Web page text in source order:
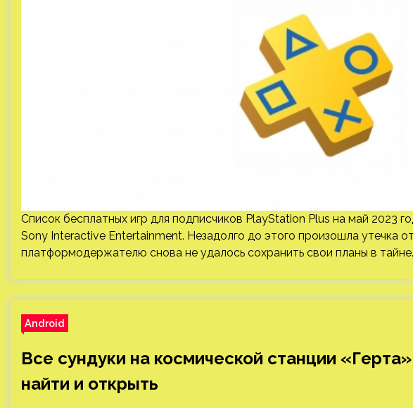
Список бесплатных игр для подписчиков PlayStation Plus на май 2023
Sony Interactive Entertainment. Незадолго до этого произошла утечка
платформодержателю снова не удалось сохранить свои планы в
Android
Все сундуки на космической станции
найти и открыть